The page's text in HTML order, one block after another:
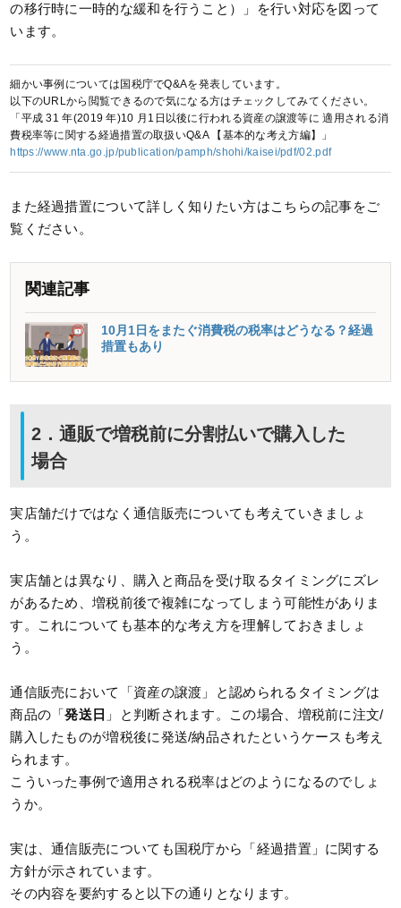
の移行時に一時的な緩和を行うこと）」を行い対応を図って
います。
細かい事例については国税庁でQ&Aを発表しています。
以下のURLから閲覧できるので気になる方はチェックしてみてください。
「平成 31 年(2019 年)10 月1日以後に行われる資産の譲渡等に 適用される消
費税率等に関する経過措置の取扱いQ&A 【基本的な考え方編】」
https://www.nta.go.jp/publication/pamph/shohi/kaisei/pdf/02.pdf
また経過措置について詳しく知りたい方はこちらの記事をご
覧ください。
関連記事
10月1日をまたぐ消費税の税率はどうなる？経過
措置もあり
2．通販で増税前に分割払いで購入した
場合
実店舗だけではなく通信販売についても考えていきましょ
う。
実店舗とは異なり、購入と商品を受け取るタイミングにズレ
があるため、増税前後で複雑になってしまう可能性がありま
す。これについても基本的な考え方を理解しておきましょ
う。
通信販売において「資産の譲渡」と認められるタイミングは
商品の「発送日 」と判断されます。この場合、増税前に注文/
購入したものが増税後に発送/納品されたというケースも考え
られます。
こういった事例で適用される税率はどのようになるのでしょ
うか。
実は、通信販売についても国税庁から「経過措置」に関する
方針が示されています。
その内容を要約すると以下の通りとなります。